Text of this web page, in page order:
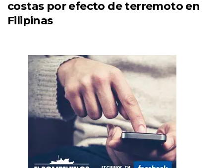
costas por efecto de terremoto en
Filipinas